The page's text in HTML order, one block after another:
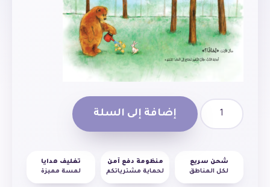
إضافة إلى السلة
شحن سريع
لكل المناطق
منظومة دفع آمن
لحماية مشترياتكم
تغليف هدايا
لمسة مميزة